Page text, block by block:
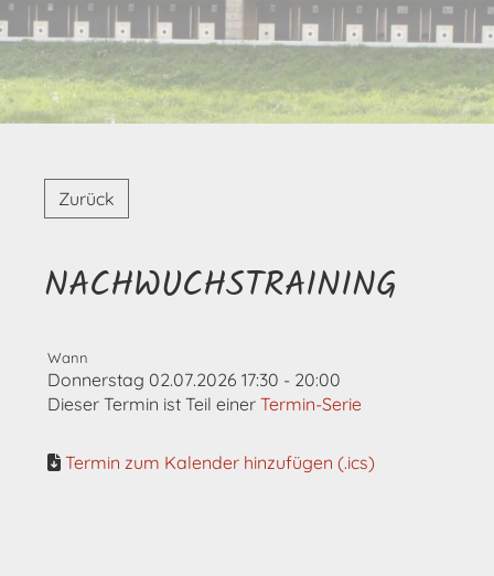
Zurück
NACHWUCHSTRAINING
Wann
Donnerstag 02.07.2026 17:30 - 20:00
Dieser Termin ist Teil einer Termin-Serie
Termin zum Kalender hinzufügen (.ics)